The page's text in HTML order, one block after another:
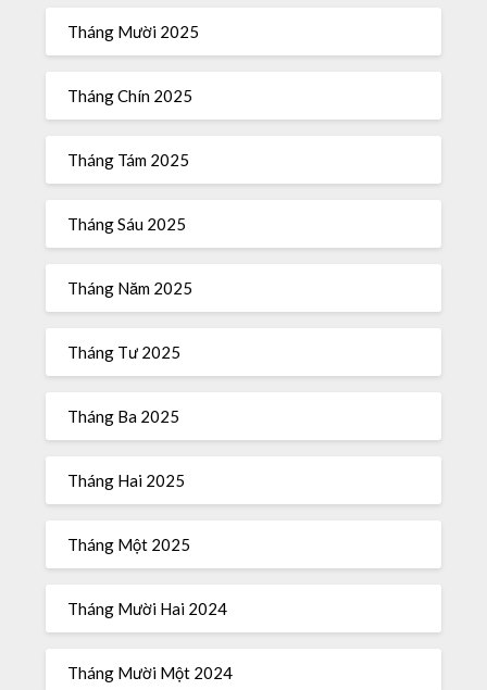
Tháng Mười 2025
Tháng Chín 2025
Tháng Tám 2025
Tháng Sáu 2025
Tháng Năm 2025
Tháng Tư 2025
Tháng Ba 2025
Tháng Hai 2025
Tháng Một 2025
Tháng Mười Hai 2024
Tháng Mười Một 2024